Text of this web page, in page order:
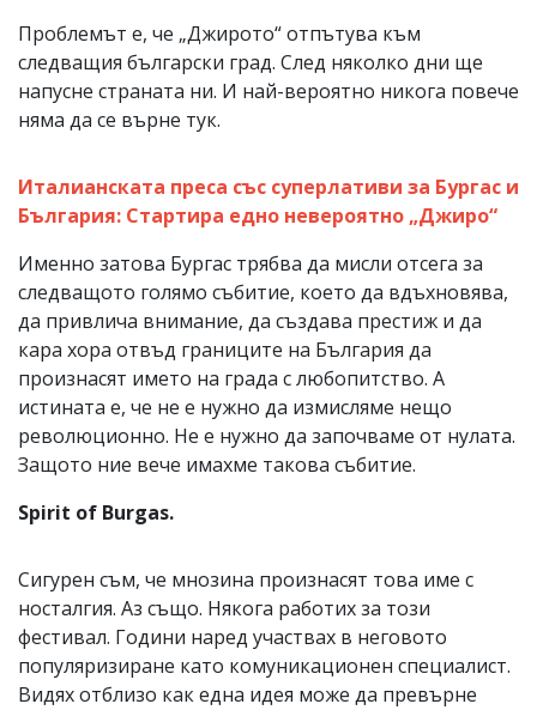
Проблемът е, че „Джирото“ отпътува към
следващия български град. След няколко дни ще
напусне страната ни. И най-вероятно никога повече
няма да се върне тук.
Италианската преса със суперлативи за Бургас и
България: Стартира едно невероятно „Джиро“
Именно затова Бургас трябва да мисли отсега за
следващото голямо събитие, което да вдъхновява,
да привлича внимание, да създава престиж и да
кара хора отвъд границите на България да
произнасят името на града с любопитство. А
истината е, че не е нужно да измисляме нещо
революционно. Не е нужно да започваме от нулата.
Защото ние вече имахме такова събитие.
Spirit of Burgas.
Сигурен съм, че мнозина произнасят това име с
носталгия. Аз също. Някога работих за този
фестивал. Години наред участвах в неговото
популяризиране като комуникационен специалист.
Видях отблизо как една идея може да превърне